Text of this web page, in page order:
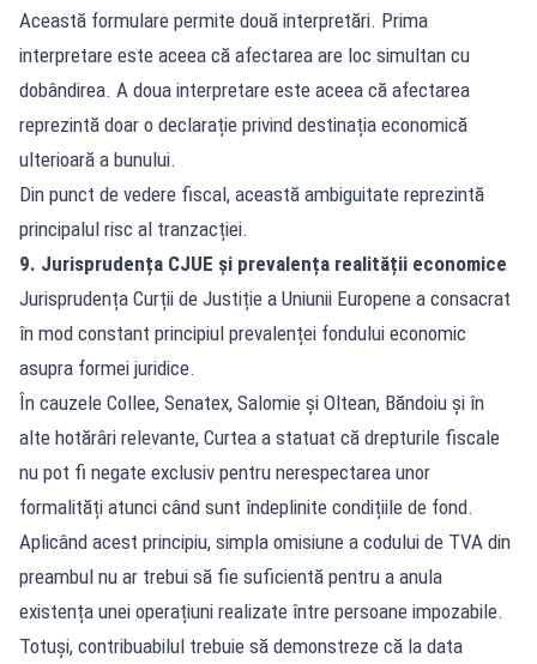
Această formulare permite două interpretări. Prima
interpretare este aceea că afectarea are loc simultan cu
dobândirea. A doua interpretare este aceea că afectarea
reprezintă doar o declarație privind destinația economică
ulterioară a bunului.
Din punct de vedere fiscal, această ambiguitate reprezintă
principalul risc al tranzacției.
9. Jurisprudența CJUE și prevalența realității economice
Jurisprudența Curții de Justiție a Uniunii Europene a consacrat
în mod constant principiul prevalenței fondului economic
asupra formei juridice.
În cauzele Collee, Senatex, Salomie și Oltean, Băndoiu și în
alte hotărâri relevante, Curtea a statuat că drepturile fiscale
nu pot fi negate exclusiv pentru nerespectarea unor
formalități atunci când sunt îndeplinite condițiile de fond.
Aplicând acest principiu, simpla omisiune a codului de TVA din
preambul nu ar trebui să fie suficientă pentru a anula
existența unei operațiuni realizate între persoane impozabile.
Totuși, contribuabilul trebuie să demonstreze că la data